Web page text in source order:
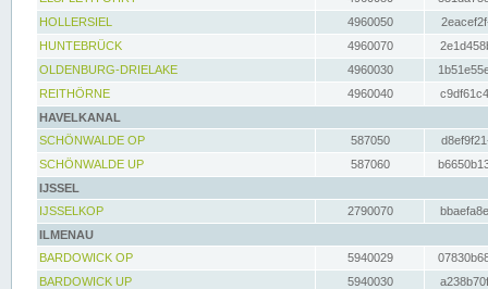
HOLLERSIEL
4960050
HUNTEBRÜCK
4960070
OLDENBURG-DRIELAKE
4960030
REITHÖRNE
4960040
HAVELKANAL
SCHÖNWALDE OP
587050
SCHÖNWALDE UP
587060
IJSSEL
IJSSELKOP
2790070
ILMENAU
BARDOWICK OP
5940029
BARDOWICK UP
5940030